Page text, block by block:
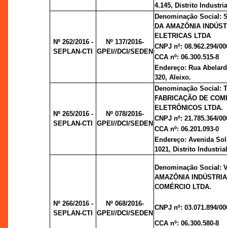
4.145, Distrito
Nº 262/2016 -
SEPLAN-CTI
Nº 137/2016-
GPEI//DCI/SEDEN
Denominação Social:
DA AMAZÔNIA
ELETRICAS LTDA
CNPJ nº: 08.962.294/
CCA nº: 06.300.515-8
Endereço: Rua
320, Aleixo.
Nº 265/2016 -
SEPLAN-CTI
Nº 078/2016-
GPEI//DCI/SEDEN
Denominação Social:
FABRICAÇÃO DE
ELETRÔNICOS LTDA.
CNPJ nº: 21.785.364/
CCA nº: 06.201.093-0
Endereço: Avenida
1021, Distrito
Nº 266/2016 -
SEPLAN-CTI
Nº 068/2016-
GPEI//DCI/SEDEN
Denominação Social:
AMAZÔNIA
COMÉRCIO LTDA.
CNPJ nº: 03.071.894/
CCA nº: 06.300.580-8